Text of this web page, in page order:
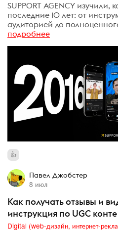
SUPPORT AGENCY изучили,
последние 10 лет: от
аудиторией до
подробнее
Павел Джобстер
8 июл
Как получать отзывы и
инструкция по UGC